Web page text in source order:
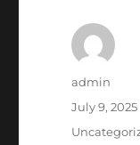
Author
admin
Posted
July 9, 2025
Categories